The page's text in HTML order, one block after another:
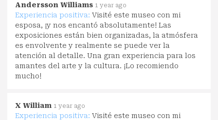
Andersson Williams 1 year ago
Experiencia positiva: Visité este museo con mi
esposa, ¡y nos encantó absolutamente! Las
exposiciones están bien organizadas, la atmósfera
es envolvente y realmente se puede ver la
atención al detalle. Una gran experiencia para los
amantes del arte y la cultura. ¡Lo recomiendo
mucho!
X William 1 year ago
Experiencia positiva: Visité este museo con mi